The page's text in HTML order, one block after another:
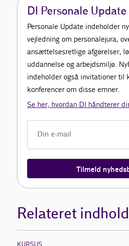
DI Personale Update
Personale Update indeholder
vejledning om personalejura,
ansættelsesretlige afgørelser,
uddannelse og arbejdsmiljø.
indeholder også invitationer til
konferencer om disse emner.
Se her, hvordan DI håndterer
Tilmeld
Relateret indhold
KURSUS